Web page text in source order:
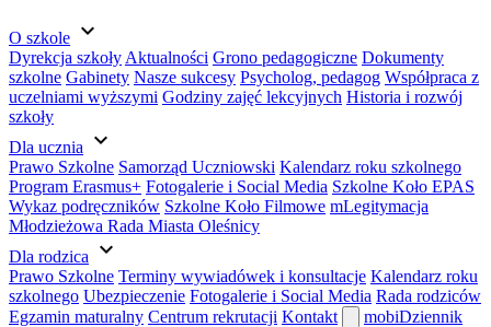
O szkole expand_more
Dyrekcja szkoły Aktualności Grono pedagogiczne Dokumenty
szkolne Gabinety Nasze sukcesy Psycholog, pedagog Współpraca z
uczelniami wyższymi Godziny zajęć lekcyjnych Historia i rozwój
szkoły
Dla ucznia
expand_more
Prawo Szkolne Samorząd Uczniowski Kalendarz roku szkolnego
Program Erasmus+ Fotogalerie i Social Media Szkolne Koło EPAS
Wykaz podręczników Szkolne Koło Filmowe mLegitymacja
Młodzieżowa Rada Miasta Oleśnicy
Dla rodzica
expand_more
Prawo Szkolne Terminy wywiadówek i konsultacje Kalendarz roku
szkolnego Ubezpieczenie Fotogalerie i Social Media Rada rodziców
Egzamin maturalny Centrum rekrutacji Kontakt mobiDziennik